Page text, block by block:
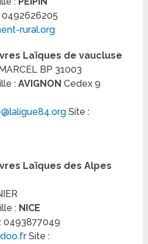
0492626205
rural.org
Laïques de vaucluse
BP 31003
:AVIGNONCedex 9
Site :
Laïques des Alpes
: NICE
0493877049
Site :